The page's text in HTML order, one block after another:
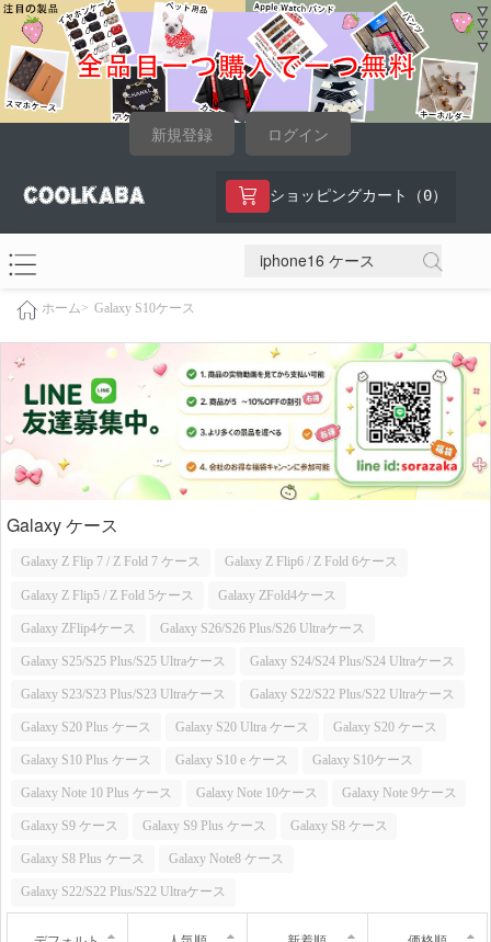
新規登録 ログイン
ショッピングカート（ 0）
ホーム> Galaxy S10ケース
Galaxy ケース
Galaxy Z Flip 7 / Z Fold 7 ケース Galaxy Z Flip6 / Z Fold 6ケース
Galaxy Z Flip5 / Z Fold 5ケース Galaxy ZFold4ケース
Galaxy ZFlip4ケース Galaxy S26/S26 Plus/S26 Ultraケース
Galaxy S25/S25 Plus/S25 Ultraケース Galaxy S24/S24 Plus/S24 Ultraケース
Galaxy S23/S23 Plus/S23 Ultraケース Galaxy S22/S22 Plus/S22 Ultraケース
Galaxy S20 Plus ケース Galaxy S20 Ultra ケース Galaxy S20 ケース
Galaxy S10 Plus ケース Galaxy S10 e ケース Galaxy S10ケース
Galaxy Note 10 Plus ケース Galaxy Note 10ケース Galaxy Note 9ケース
Galaxy S9 ケース Galaxy S9 Plus ケース Galaxy S8 ケース
Galaxy S8 Plus ケース Galaxy Note8 ケース
Galaxy S22/S22 Plus/S22 Ultraケース